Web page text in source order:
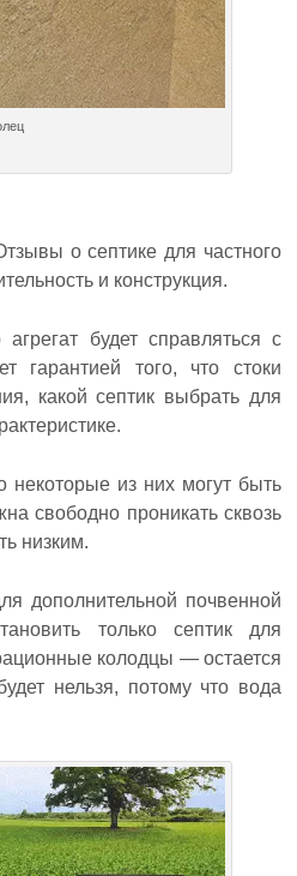
о септике для частного
и конструкция.
будет справляться с
гарантией того, что стоки
какой септик выбрать для
некоторые из них могут быть
свободно проникать сквозь
низким.
дополнительной почвенной
только септик для
колодцы — остается
нельзя, потому что вода